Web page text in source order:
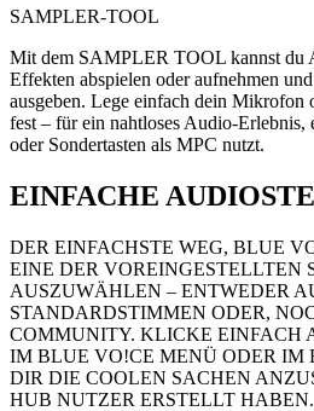
SAMPLER-TOOL
Mit dem SAMPLER TOOL kannst
Effekten abspielen oder aufnehmen
ausgeben. Lege einfach dein Mikrofon
fest – für ein nahtloses Audio-Erlebnis,
oder Sondertasten als MPC nutzt.
EINFACHE
DER EINFACHSTE WEG, BLUE
EINE DER VOREINGESTELLTEN
AUSZUWÄHLEN – ENTWEDER
STANDARDSTIMMEN ODER,
COMMUNITY. KLICKE EINFACH
IM BLUE VO!CE MENÜ ODER IM
DIR DIE COOLEN SACHEN
HUB NUTZER ERSTELLT HABEN.